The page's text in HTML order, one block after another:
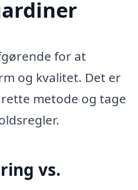
for at
og kvalitet. Det er
metode og tage
vs.